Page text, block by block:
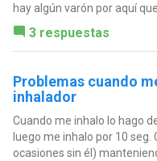
hay algún varón por aquí
3 respuestas
Problemas cuando
inhalador
Cuando me inhalo lo hago
luego me inhalo por 10
ocasiones sin él)